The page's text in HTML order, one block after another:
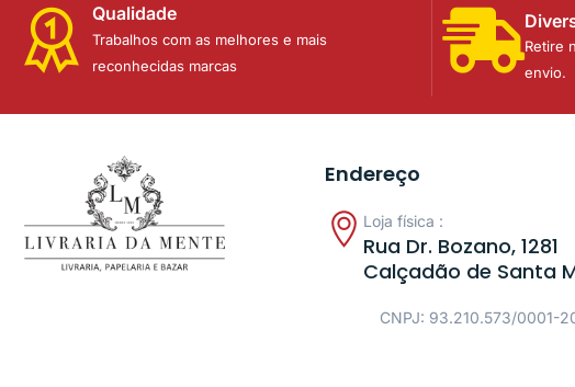
Qualidade
Trabalhos com as melhores e mais
reconhecidas marcas
Retire
envio.
Endereço
Loja física :
Rua Dr. Bozano, 1281
Calçadão de Santa
CNPJ: 93.210.573/0001-